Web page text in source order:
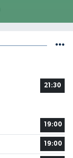
21:30
19:00
19:00